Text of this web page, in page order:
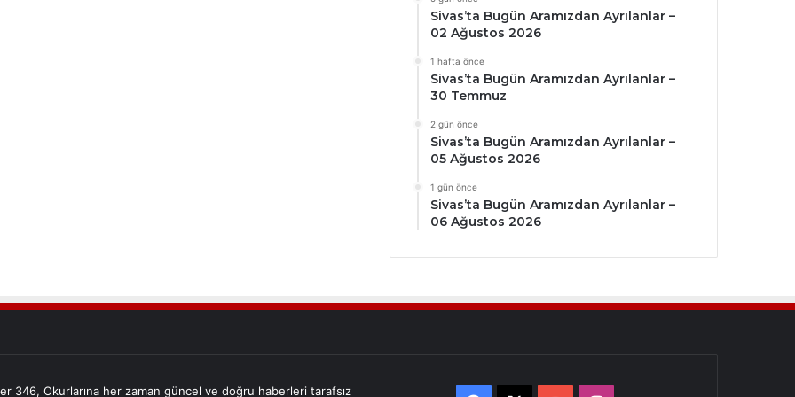
Sivas’ta Bugün Aramızdan Ayrılanlar –
02 Ağustos 2026
1 hafta önce
Sivas’ta Bugün Aramızdan Ayrılanlar –
30 Temmuz
2 gün önce
Sivas’ta Bugün Aramızdan Ayrılanlar –
05 Ağustos 2026
1 gün önce
Sivas’ta Bugün Aramızdan Ayrılanlar –
06 Ağustos 2026
346, Okurlarına her zaman güncel ve doğru haberleri tarafsız